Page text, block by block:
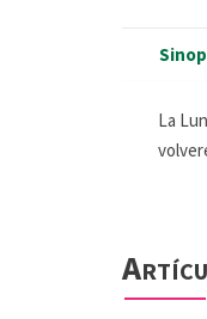
La